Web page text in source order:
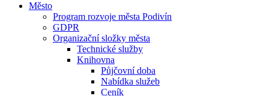
Město
Program rozvoje města Podivín
GDPR
Organizační složky města
Technické služby
Knihovna
Půjčovní doba
Nabídka služeb
Ceník